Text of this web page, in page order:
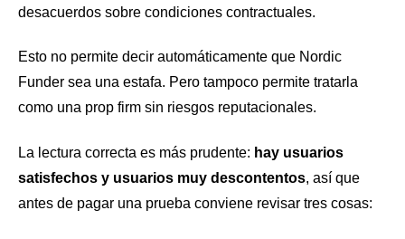
desacuerdos sobre condiciones contractuales.
Esto no permite decir automáticamente que Nordic
Funder sea una estafa. Pero tampoco permite tratarla
como una prop firm sin riesgos reputacionales.
La lectura correcta es más prudente: hay usuarios
satisfechos y usuarios muy descontentos, así que
antes de pagar una prueba conviene revisar tres cosas: